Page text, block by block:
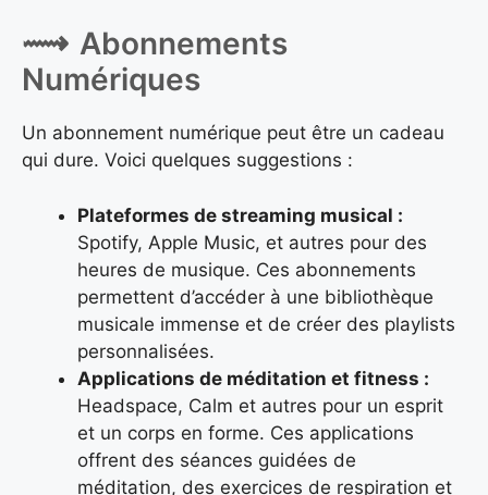
Abonnements
Numériques
Un abonnement numérique peut être un cadeau
qui dure. Voici quelques suggestions :
Plateformes de streaming musical :
Spotify, Apple Music, et autres pour des
heures de musique. Ces abonnements
permettent d’accéder à une bibliothèque
musicale immense et de créer des playlists
personnalisées.
Applications de méditation et fitness :
Headspace, Calm et autres pour un esprit
et un corps en forme. Ces applications
offrent des séances guidées de
méditation, des exercices de respiration et